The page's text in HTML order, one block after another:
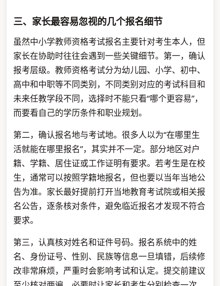
三、家长最容易忽视的几个报名细节
虽然中小学教师资格考试报名主要针对考生本人，但
家长在协助时往往会遇到一些关键细节。第一，确认
报考层级。教师资格考试分为幼儿园、小学、初中、
高中和中职等不同类别，不同类别对应的考试科目和
未来任教学段不同，选择时不能只看“哪个更容易”，
而要看自己的学历条件和职业规划。
第二，确认报名地与考试地。很多人以为“在哪里生
活就能在哪里报名”，其实并不一定。部分地区对户
籍、学籍、居住证或工作证明有要求。若考生是在校
生，通常可以按照学籍地报名，但也要以当年当地公
告为准。家长最好提前打开当地教育考试院或相关报
名公告，逐条核对条件，避免临近报名才发现不符合
要求。
第三，认真核对姓名和证件号码。报名系统中的姓
名、身份证号、性别、民族等信息一旦填错，后续修
改非常麻烦，严重时会影响考试和认定。提交前建议